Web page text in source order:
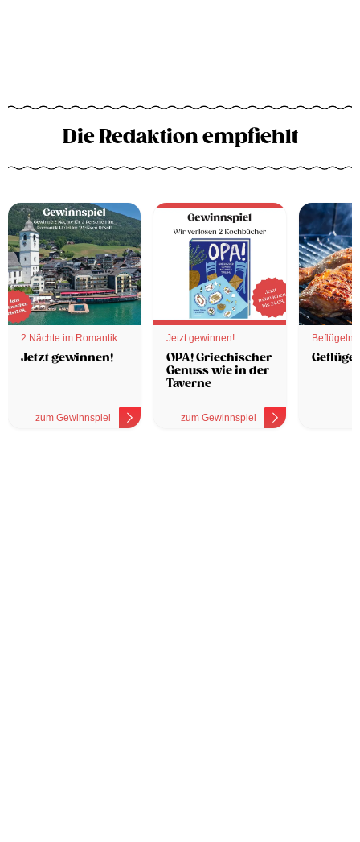
Die Redaktion empfiehlt
2 Nächte im Romantik
Hotel
Jetzt gewinnen!
zum Gewinnspiel
Jetzt gewinnen!
OPA! Griechischer
Genuss wie in der
Taverne
zum Gewinnspiel